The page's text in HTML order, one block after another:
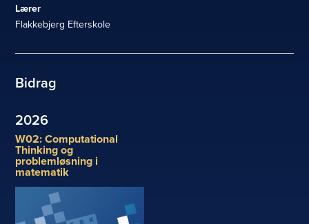
Lærer
Flakkebjerg Efterskole
Bidrag
2026
W02: Computational
Thinking og
problemløsning i
matematik